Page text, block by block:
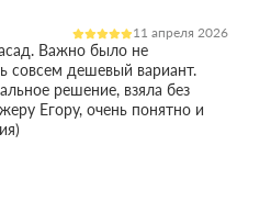
11 апреля 2026
Важно было не
совсем дешевый вариант.
решение, взяла без
Егору, очень понятно и